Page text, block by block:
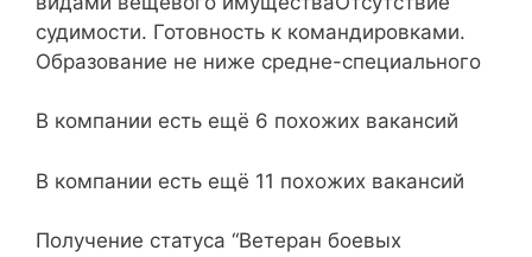
судимости. Готовность к командировками.
Образование не ниже средне-специального
В компании есть ещё 6 похожих вакансий
В компании есть ещё 11 похожих вакансий
Получение статуса “Ветеран боевых